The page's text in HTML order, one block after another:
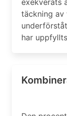
exekverats
täckning av
har